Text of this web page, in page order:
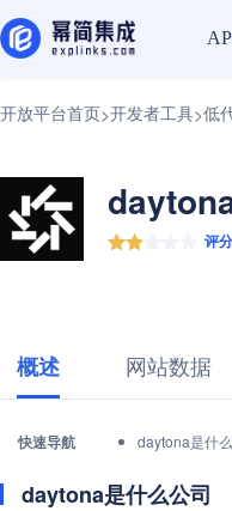
开放平台首页>开发者工具>低
评
概述 网站数据
快速导航 daytona是什
daytona是什么公司